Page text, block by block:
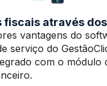
fiscais através
vantagens do
serviço do
com o módulo